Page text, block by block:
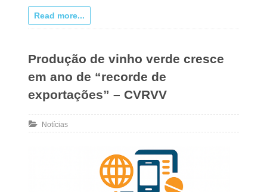
Read more...
Produção de vinho verde cresce
em ano de “recorde de
exportações” – CVRVV
Notícias